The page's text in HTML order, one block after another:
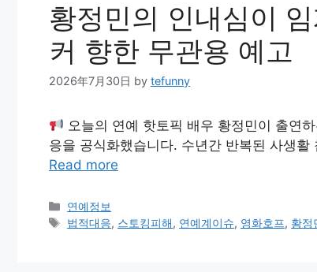
황정민의 인내심이 임
커 향한 무관용 예고
2026年7月30日 by tefunny
오늘의 연예 핫토픽 배우 황정민이 출연
응을 공식화했습니다. 수년간 반복된 사생
Read more
Categories
연예정보
Tags
법적대응, 스토킹피해, 연예계이슈, 영화호프, 황정